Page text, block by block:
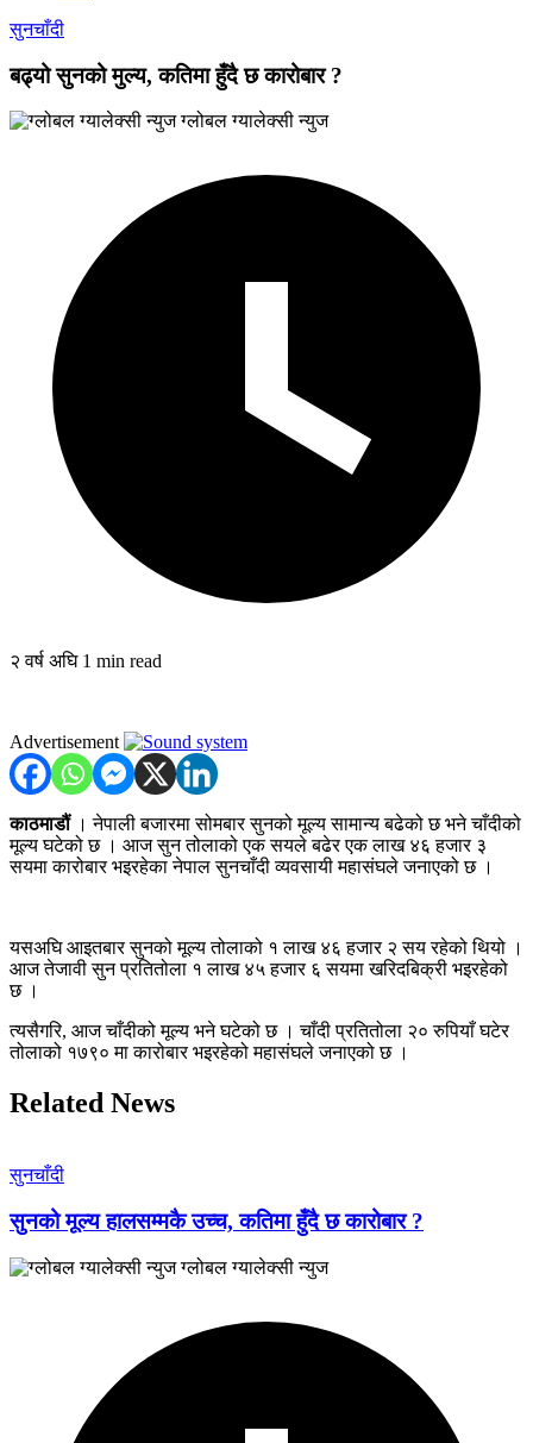
सुनचाँदी
बढ्यो सुनको मुल्य, कतिमा हुँदै छ कारोबार ?
ग्लोबल ग्यालेक्सी न्युज
२ वर्ष अघि 1 min read
Advertisement
काठमाडौं। नेपाली बजारमा सोमबार सुनको मूल्य सामान्य बढेको छ भने चाँदीको
मूल्य घटेको छ । आज सुन तोलाको एक सयले बढेर एक लाख ४६ हजार ३
सयमा कारोबार भइरहेका नेपाल सुनचाँदी व्यवसायी महासंघले जनाएको छ ।
यसअघि आइतबार सुनको मूल्य तोलाको १ लाख ४६ हजार २ सय रहेको थियो ।
आज तेजावी सुन प्रतितोला १ लाख ४५ हजार ६ सयमा खरिदबिक्री भइरहेको
छ ।
त्यसैगरि, आज चाँदीको मूल्य भने घटेको छ । चाँदी प्रतितोला २० रुपियाँ घटेर
तोलाको १७९० मा कारोबार भइरहेको महासंघले जनाएको छ ।
Related News
सुनचाँदी
सुनको मूल्य हालसम्मकै उच्च, कतिमा हुँदै छ कारोबार ?
ग्लोबल ग्यालेक्सी न्युज